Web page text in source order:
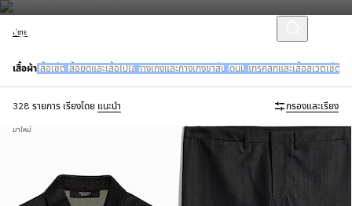
ผู้ชาย
เสื้อผ้า เสื้อเชิ้ต เสื้อยืดและเสื้อโปโล กางเกงและกางเกงขาสั้น เดนิม แทร็คสูทและเสื้อสเวตเชิ้ต
328 รายการ เรียงโดย แนะนำ กรองและเรียง
มาใหม่ มาใหม่